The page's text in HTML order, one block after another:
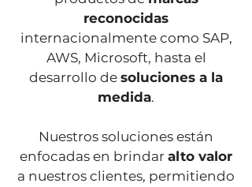
reconocidas
internacionalmente como SAP,
AWS, Microsoft, hasta el
desarrollo de soluciones a la
medida.
Nuestros soluciones están
enfocadas en brindar alto valor
a nuestros clientes, permitiendo